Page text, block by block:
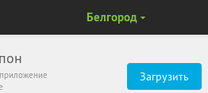
Загрузить
Белгород